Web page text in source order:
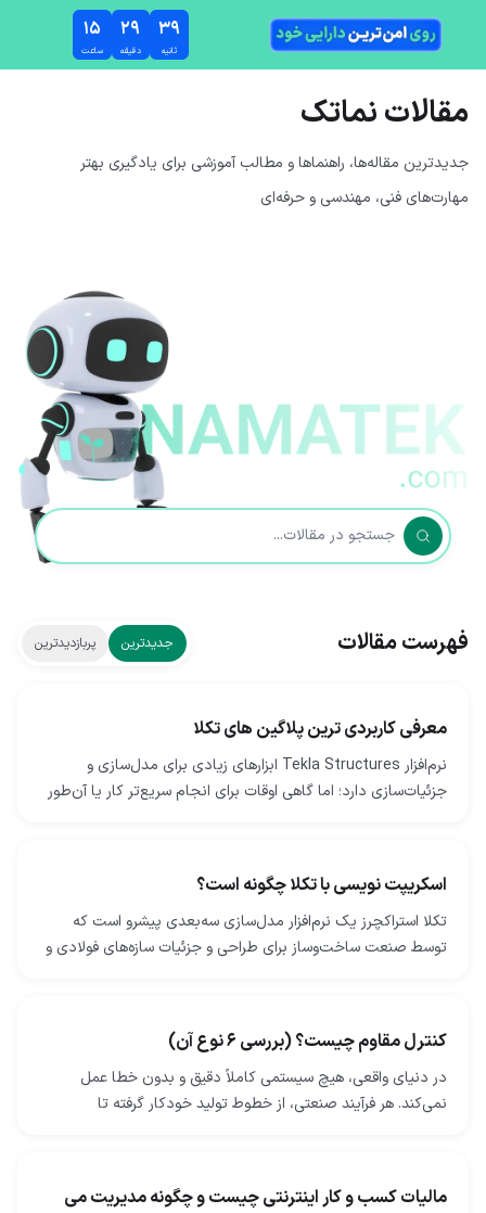
پرش به محتوای اصلی
۱۵
ساعت
۲۹
دقیقه
۳۹
ثانیه
مقالات نماتک
جدیدترین مقاله‌ها، راهنماها و مطالب آموزشی برای یادگیری بهتر
مهارت‌های فنی، مهندسی و حرفه‌ای
فهرست مقالات جدیدترین پربازدیدترین
معرفی کاربردی ترین پلاگین های تکلا
نرم‌افزار Tekla Structures ابزارهای زیادی برای مدل‌سازی و
جزئیات‌سازی دارد؛ اما گاهی اوقات برای انجام سریع‌تر کار یا آن‌طور
اسکریپت نویسی با تکلا چگونه است؟
تکلا استراکچرز یک نرم‌افزار مدل‌سازی سه‌بعدی پیشرو است که
توسط صنعت ساخت‌وساز برای طراحی و جزئیات سازه‌های فولادی و
کنترل مقاوم چیست؟ (بررسی 6 نوع آن)
در دنیای واقعی، هیچ سیستمی کاملاً دقیق و بدون خطا عمل
نمی‌کند. هر فرآیند صنعتی، از خطوط تولید خودکار گرفته تا
مالیات کسب و کار اینترنتی چیست و چگونه مدیریت می